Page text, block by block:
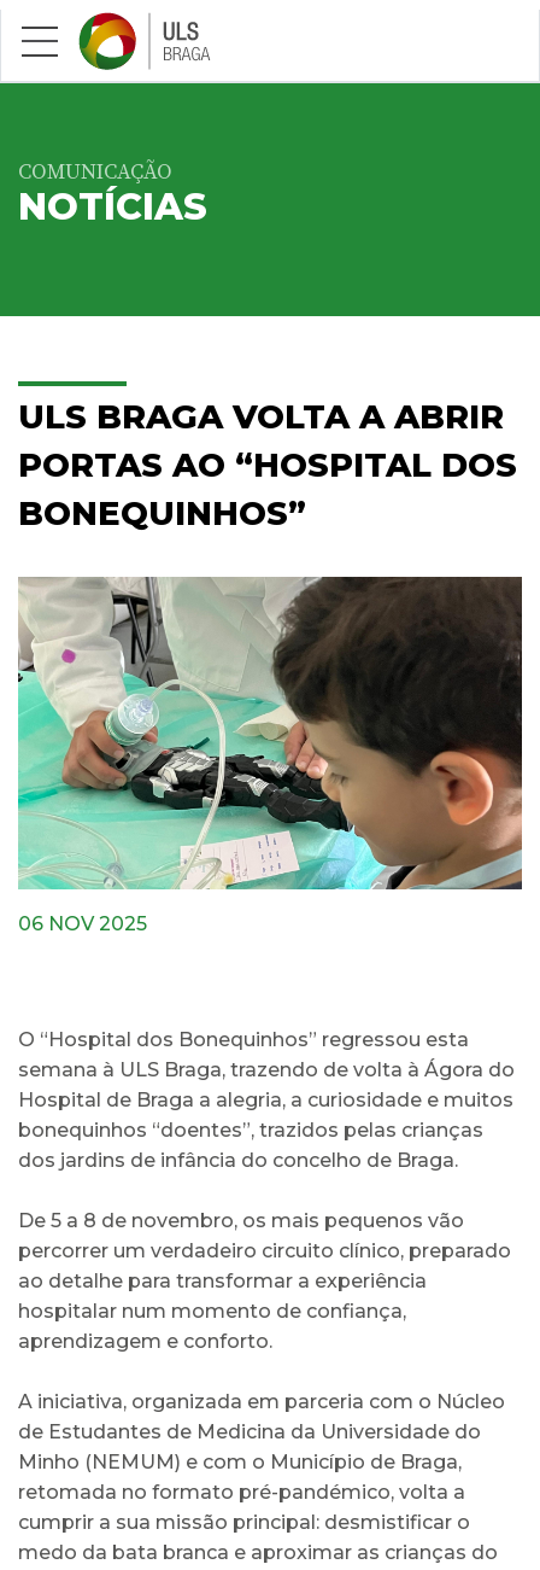
Saltar para conteúdo principal
COMUNICAÇÃO
NOTÍCIAS
ULS BRAGA VOLTA A ABRIR
PORTAS AO “HOSPITAL DOS
BONEQUINHOS”
06 NOV 2025
O “Hospital dos Bonequinhos” regressou esta
semana à ULS Braga, trazendo de volta à Ágora do
Hospital de Braga a alegria, a curiosidade e muitos
bonequinhos “doentes”, trazidos pelas crianças
dos jardins de infância do concelho de Braga.
De 5 a 8 de novembro, os mais pequenos vão
percorrer um verdadeiro circuito clínico, preparado
ao detalhe para transformar a experiência
hospitalar num momento de confiança,
aprendizagem e conforto.
A iniciativa, organizada em parceria com o Núcleo
de Estudantes de Medicina da Universidade do
Minho (NEMUM) e com o Município de Braga,
retomada no formato pré-pandémico, volta a
cumprir a sua missão principal: desmistificar o
medo da bata branca e aproximar as crianças do